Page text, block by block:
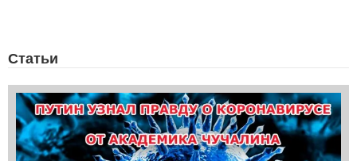
Статьи